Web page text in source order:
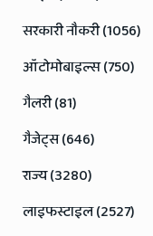
सरकारी नौकरी (1056)
ऑटोमोबाइल्स (750)
गैलरी (81)
गैजेट्स (646)
राज्य (3280)
लाइफस्टाइल (2527)